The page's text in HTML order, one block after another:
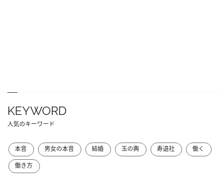
KEYWORD
人気のキーワード
本音 男女の本音 結婚 玉の輿 寿退社
働く
働き方